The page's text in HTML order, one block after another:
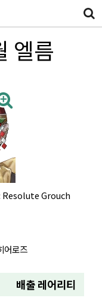
엘름
Resolute Grouch
어로즈
배출 레어리티